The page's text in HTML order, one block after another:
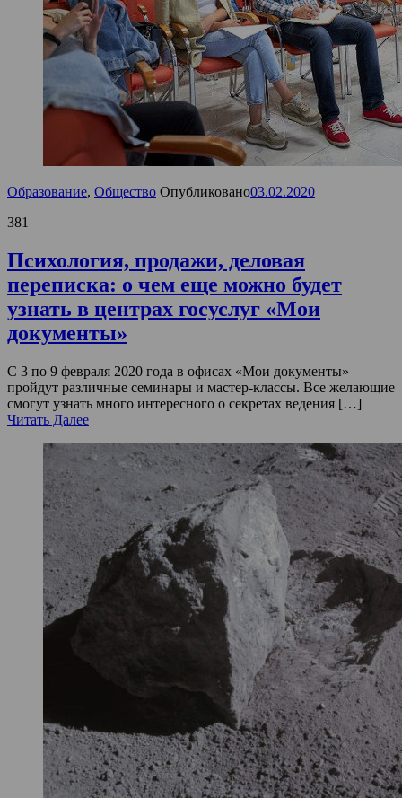
Образование, Общество Опубликовано03.02.2020
381
Психология, продажи, деловая
переписка: о чем еще можно будет
узнать в центрах госуслуг «Мои
документы»
С 3 по 9 февраля 2020 года в офисах «Мои документы»
пройдут различные семинары и мастер-классы. Все желающие
смогут узнать много интересного о секретах ведения […]
Читать Далее